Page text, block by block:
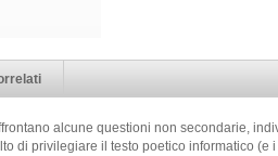
alcune questioni non secondarie,
di privilegiare il testo poetico informatico (e